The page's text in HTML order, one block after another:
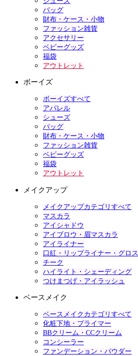
バッグ
財布・ケース・小物
ファッション雑貨
アクセサリー
ベビーグッズ
福袋
アウトレット
ボーイズ
ボーイズすべて
アパレル
シューズ
バッグ
財布・ケース・小物
ファッション雑貨
ベビーグッズ
福袋
アウトレット
メイクアップ
メイクアップカテゴリすべて
マスカラ
アイシャドウ
アイブロウ・眉マスカラ
アイライナー
口紅・リップライナー・グロス
チーク
ハイライト・シェーディング
つけまつげ・アイラッシュ
ベースメイク
ベースメイクカテゴリすべて
化粧下地・プライマー
BBクリーム・CCクリーム
コンシーラー
ファンデーション・パウダー